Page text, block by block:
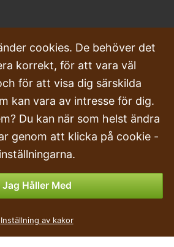
cookies. De behöver det
korrekt, för att vara väl
för att visa dig särskilda
kan vara av intresse för dig.
Du kan när som helst ändra
genom att klicka på cookie -
inställningarna.
Jag Håller Med
Inställning av kakor